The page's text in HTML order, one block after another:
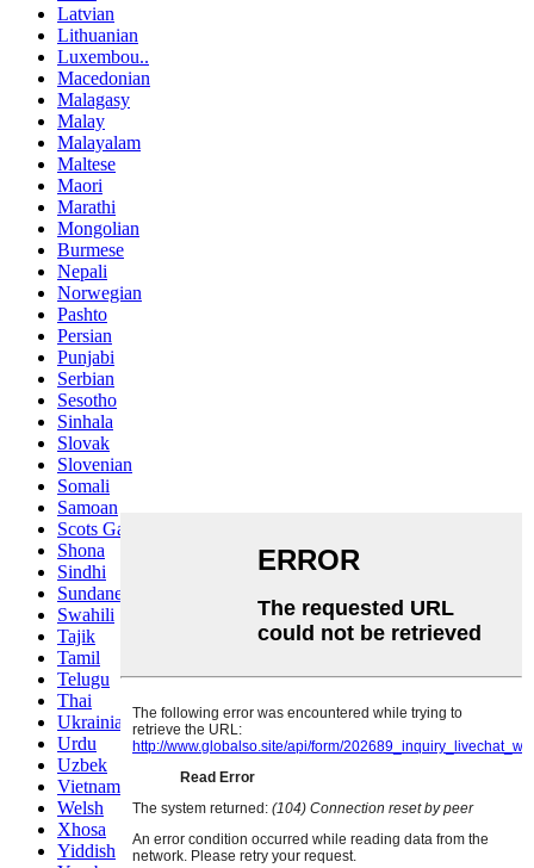
Latvian
Lithuanian
Luxembou..
Macedonian
Malagasy
Malay
Malayalam
Maltese
Maori
Marathi
Mongolian
Burmese
Nepali
Norwegian
Pashto
Persian
Punjabi
Serbian
Sesotho
Sinhala
Slovak
Slovenian
Somali
Samoan
Scots Gaelic
Shona
Sindhi
Sundanese
Swahili
Tajik
Tamil
Telugu
Thai
Ukrainian
Urdu
Uzbek
Vietnamese
Welsh
Xhosa
Yiddish